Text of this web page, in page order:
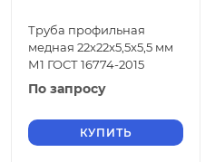
Труба профильная
медная 22x22x5,5x5,5 мм
М1 ГОСТ 16774-2015
По запросу
КУПИТЬ